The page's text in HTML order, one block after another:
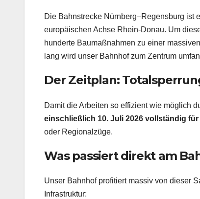
Die Bahnstrecke Nürnberg–Regensburg ist
europäischen Achse Rhein-Donau. Um
hunderte Baumaßnahmen zu einer
lang wird unser Bahnhof zum Zentrum
Der Zeitplan:
Damit die Arbeiten so effizient wie möglich
einschließlich 10. Juli 2026 vollständig
oder Regionalzüge.
Was passiert direkt am
Unser Bahnhof profitiert massiv von dieser
Infrastruktur: